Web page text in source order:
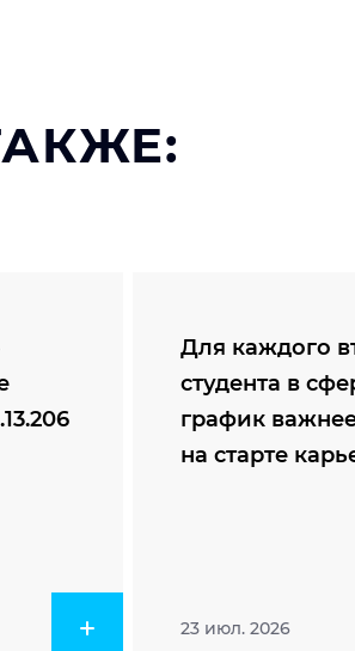
Для каждого
студента в
график
на старте
23 июл. 2026